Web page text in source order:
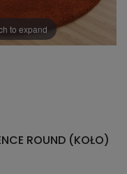
to expand
ROUND (KOŁO)